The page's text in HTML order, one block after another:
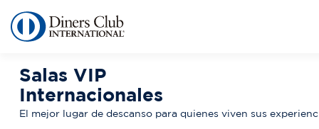
contenido
Salas VIP
Internacionales
El mejor lugar de descanso para quienes viven sus